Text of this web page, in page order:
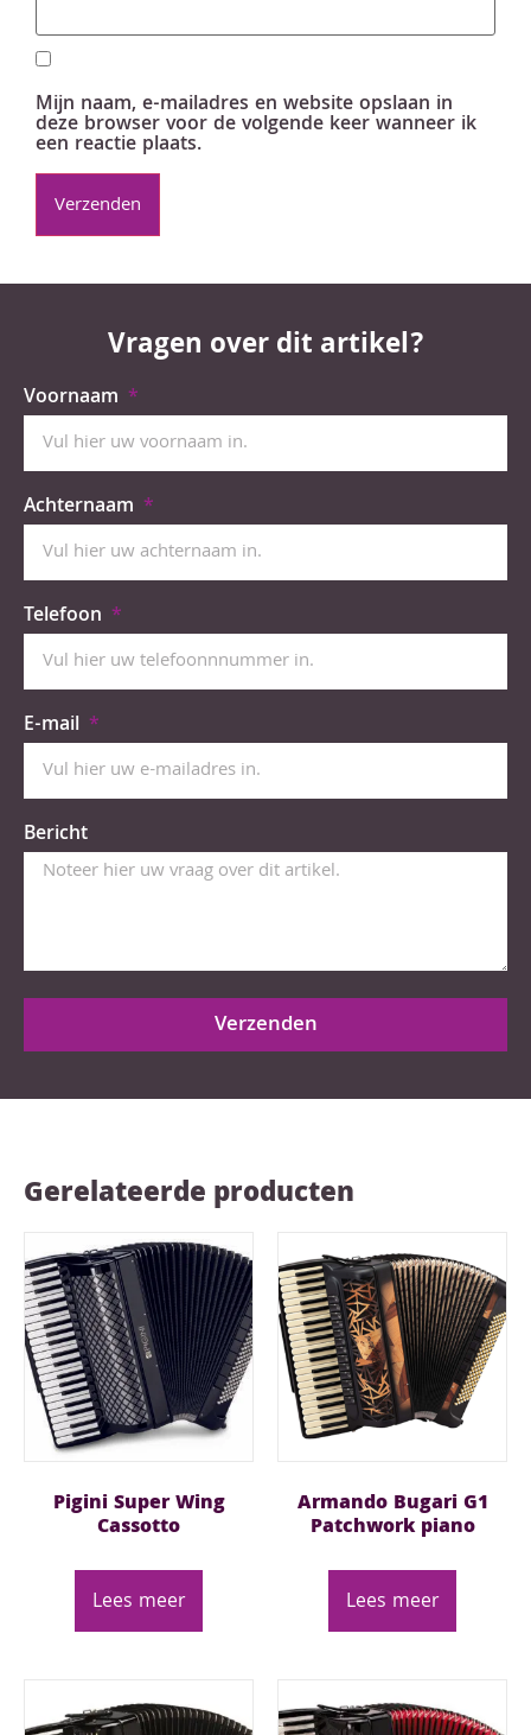
Mijn naam, e-mailadres en website opslaan in
deze browser voor de volgende keer wanneer ik
een reactie plaats.
Vragen over dit artikel?
Voornaam
Achternaam
Telefoon
E-mail
Bericht
Verzenden
Gerelateerde producten
Pigini Super Wing
Cassotto
Lees meer
Armando Bugari G1
Patchwork piano
Lees meer